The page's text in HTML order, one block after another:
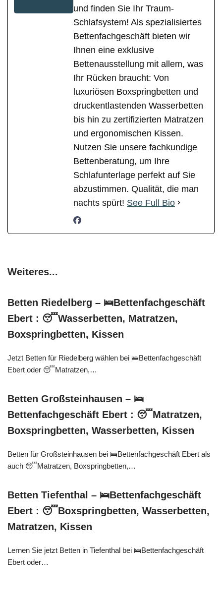
und finden Sie Ihr Traum-
Schlafsystem! Als spezialisiertes
Bettenfachgeschäft bieten wir
Ihnen eine exklusive
Bettenausstellung mit allem, was
Ihr Rücken braucht: Von
luxuriösen Boxspringbetten und
druckentlastenden Wasserbetten
bis hin zu zertifizierten Matratzen
und ergonomischen Kissen.
Nutzen Sie unsere fachkundige
Bettenberatung, um Ihre
Schlafunterlage perfekt auf Sie
abzustimmen. Qualität, die man
nachts spürt! See Full Bio
Weiteres...
Betten Riedelberg – 🛌Bettenfachgeschäft
Ebert : 😴Wasserbetten, Matratzen,
Boxspringbetten, Kissen
Jetzt Betten für Riedelberg wählen bei 🛌Bettenfachgeschäft
Ebert oder 😴Matratzen,…
Betten Großsteinhausen – 🛌
Bettenfachgeschäft Ebert : 😴Matratzen,
Boxspringbetten, Wasserbetten, Kissen
Betten für Großsteinhausen bei 🛌Bettenfachgeschäft Ebert als
auch 😴Matratzen, Boxspringbetten,…
Betten Tiefenthal – 🛌Bettenfachgeschäft
Ebert : 😴Boxspringbetten, Wasserbetten,
Matratzen, Kissen
Lernen Sie jetzt Betten in Tiefenthal bei 🛌Bettenfachgeschäft
Ebert oder…